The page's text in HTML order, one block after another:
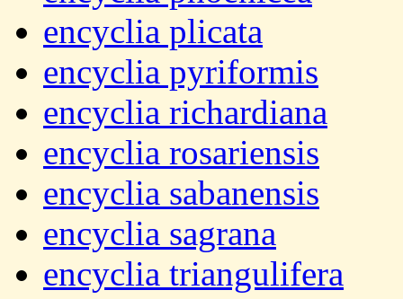
encyclia plicata
encyclia pyriformis
encyclia richardiana
encyclia rosariensis
encyclia sabanensis
encyclia sagrana
encyclia triangulifera